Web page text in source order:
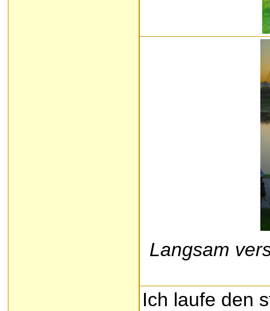
Langsam
Ich laufe den